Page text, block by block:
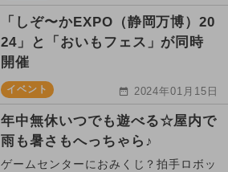
「しぞ〜かEXPO（静岡万博）20
24」と「おいもフェス」が同時
開催
イベント 2024年01月15日
年中無休いつでも遊べる☆屋内で
雨も暑さもへっちゃら♪
ゲームセンターにおみくじ？拍手ロボッ